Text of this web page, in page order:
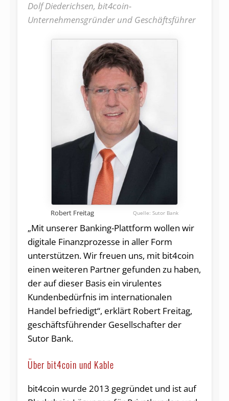
Dolf Diederichsen, bit4coin-
Unternehmensgründer und Geschäftsführer
Robert Freitag Sutor Bank
„Mit unserer Banking-Plattform wollen wir
digitale Finanzprozesse in aller Form
unterstützen. Wir freuen uns, mit bit4coin
einen weiteren Partner gefunden zu haben,
der auf dieser Basis ein virulentes
Kundenbedürfnis im internationalen
Handel befriedigt“, erklärt Robert Freitag,
geschäftsführender Gesellschafter der
Sutor Bank.
Über bit4coin und Kable
bit4coin wurde 2013 gegründet und ist auf